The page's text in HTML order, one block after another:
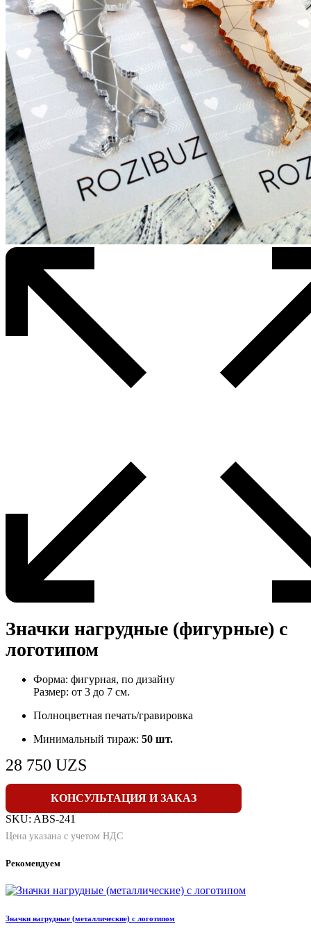
Значки нагрудные (фигурные) с
логотипом
Форма: фигурная, по дизайну
Размер: от 3 до 7 см.
Полноцветная печать/гравировка
Минимальный тираж: 50 шт.
28 750 UZS
КОНСУЛЬТАЦИЯ И ЗАКАЗ
SKU: ABS-241
Цена указана с учетом НДС
Рекомендуем
Значки нагрудные (металлические) с логотипом